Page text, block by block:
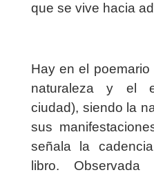
que se vive hacia
Hay en el
naturaleza y el
ciudad), siendo la
sus
señala la
libro.